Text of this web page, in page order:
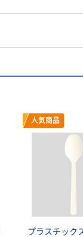
人気商品
プラスチック